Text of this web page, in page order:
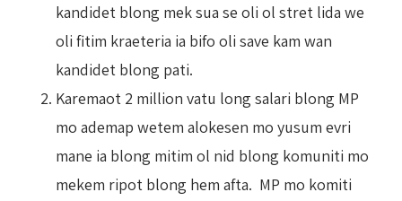
kandidet blong mek sua se oli ol stret lida we
oli fitim kraeteria ia bifo oli save kam wan
kandidet blong pati.
Karemaot 2 million vatu long salari blong MP
mo ademap wetem alokesen mo yusum evri
mane ia blong mitim ol nid blong komuniti mo
mekem ripot blong hem afta. MP mo komiti